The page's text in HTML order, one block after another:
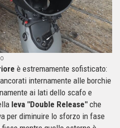
è estremamente sofisticato:
internamente alle borchie
ai lati dello scafo e
leva "Double Release" che
per diminuire lo sforzo in fase